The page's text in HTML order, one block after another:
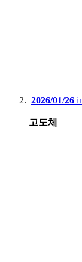
2026/01/26
고도체